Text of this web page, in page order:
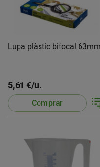
Lupa plàstic bifocal 63mm
5,61 €/u.
Comprar